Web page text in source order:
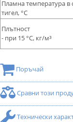
Пламна температура в
тигел, °С
Плътност
- при 15 °C, кг/м³
Поръчай
Сравни този
Технически